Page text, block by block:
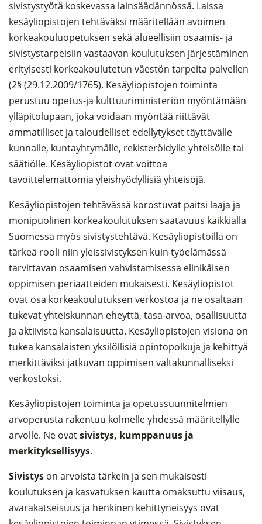
sivistystyötä koskevassa lainsäädännössä. Laissa
kesäyliopistojen tehtäväksi määritellään avoimen
korkeakouluopetuksen sekä alueellisiin osaamis- ja
sivistystarpeisiin vastaavan koulutuksen järjestäminen
erityisesti korkeakoulutetun väestön tarpeita palvellen
(2§ (29.12.2009/1765). Kesäyliopistojen toiminta
perustuu opetus-ja kulttuuriministeriön myöntämään
ylläpitolupaan, joka voidaan myöntää riittävät
ammatilliset ja taloudelliset edellytykset täyttävälle
kunnalle, kuntayhtymälle, rekisteröidylle yhteisölle tai
säätiölle. Kesäyliopistot ovat voittoa
tavoittelemattomia yleishyödyllisiä yhteisöjä.
Kesäyliopistojen tehtävässä korostuvat paitsi laaja ja
monipuolinen korkeakoulutuksen saatavuus kaikkialla
Suomessa myös sivistystehtävä. Kesäyliopistoilla on
tärkeä rooli niin yleissivistyksen kuin työelämässä
tarvittavan osaamisen vahvistamisessa elinikäisen
oppimisen periaatteiden mukaisesti. Kesäyliopistot
ovat osa korkeakoulutuksen verkostoa ja ne osaltaan
tukevat yhteiskunnan eheyttä, tasa-arvoa, osallisuutta
ja aktiivista kansalaisuutta. Kesäyliopistojen visiona on
tukea kansalaisten yksilöllisiä opintopolkuja ja kehittyä
merkittäviksi jatkuvan oppimisen valtakunnalliseksi
verkostoksi.
Kesäyliopistojen toiminta ja opetussuunnitelmien
arvoperusta rakentuu kolmelle yhdessä määritellylle
arvolle. Ne ovatsivistys, kumppanuus ja
merkityksellisyys.
Sivistys on arvoista tärkein ja sen mukaisesti
koulutuksen ja kasvatuksen kautta omaksuttu viisaus,
avarakatseisuus ja henkinen kehittyneisyys ovat